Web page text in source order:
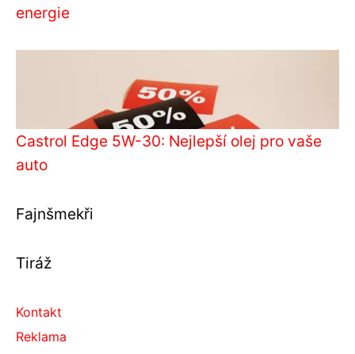
energie
Castrol Edge 5W-30: Nejlepší olej pro vaše
auto
Fajnšmekři
Tiráž
Kontakt
Reklama